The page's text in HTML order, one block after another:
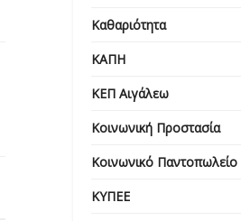
Καθαριότητα
ΚΑΠΗ
ΚΕΠ Αιγάλεω
Κοινωνική Προστασία
Κοινωνικό Παντοπωλείο
ΚΥΠΕΕ